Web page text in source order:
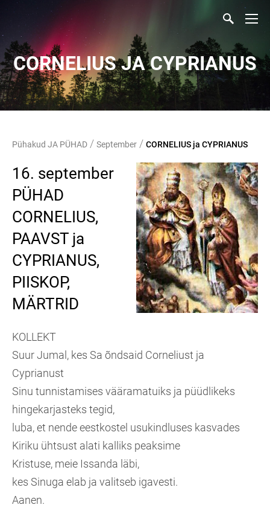
CORNELIUS JA CYPRIANUS
Pühakud JA PÜHAD / September / CORNELIUS ja CYPRIANUS
16. september
PÜHAD
CORNELIUS,
PAAVST ja
CYPRIANUS,
PIISKOP,
MÄRTRID
KOLLEKT
Suur Jumal, kes Sa õndsaid Corneliust ja
Cyprianust
Sinu tunnistamises vääramatuiks ja püüdlikeks
hingekarjasteks tegid,
luba, et nende eestkostel usukindluses kasvades
Kiriku ühtsust alati kalliks peaksime
Kristuse, meie Issanda läbi,
kes Sinuga elab ja valitseb igavesti.
Aanen.